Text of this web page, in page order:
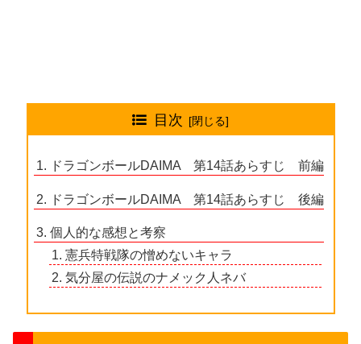
目次
ドラゴンボールDAIMA 第14話あらすじ 前編
ドラゴンボールDAIMA 第14話あらすじ 後編
個人的な感想と考察
憲兵特戦隊の憎めないキャラ
気分屋の伝説のナメック人ネバ